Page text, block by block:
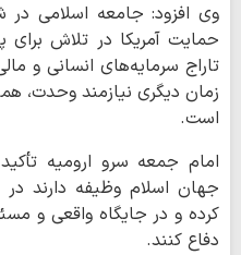
وی افزود: جامعه اسلامی در
حمایت آمریکا در تلاش
تاراج سرمایه‌های انسانی و
زمان دیگری نیازمند وحدت،
است.
امام جمعه سرو ارومیه
جهان اسلام وظیفه دارند
کرده و در جایگاه واقعی و
دفاع کنند.